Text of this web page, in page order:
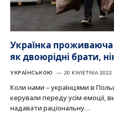
Українка
як двоюрідні брати,
УКРАЇНСЬКОЮ 20 KWIETNIA 2022
Коли нами – українцями в
керували переду усім емоції,
надавати раціональну…